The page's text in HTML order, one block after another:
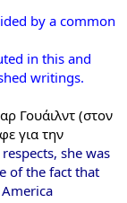
by a common
in this and
writings.
Γουάιλντ (στον
για την
she was
of the fact that